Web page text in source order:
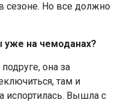
сезоне. Но все должно
уже на чемоданах?
она за
там и
испортилась. Вышла с